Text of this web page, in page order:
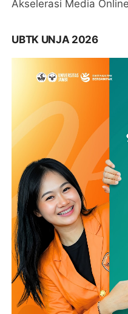
Akselerasi Media
UBTK UNJA 2026